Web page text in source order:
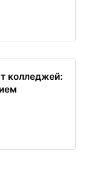
колледжей: